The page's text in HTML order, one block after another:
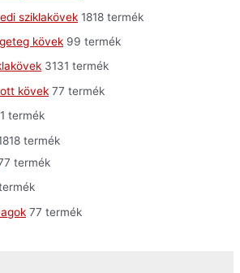
sziklakövek 1818 termék
kövek 99 termék
3131 termék
kövek 77 termék
1 termék
18 termék
7 termék
77 termék